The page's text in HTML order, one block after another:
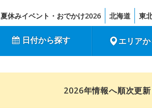
夏休みイベント・おでかけ2026 北海道 東
日付から探す エリア
2026年情報へ順次更